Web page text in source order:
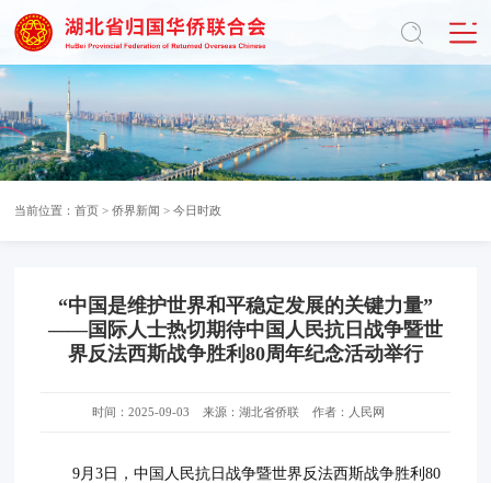
当前位置：首页 >侨界新闻 >今日时政
“中国是维护世界和平稳定发展的关键力量”
——国际人士热切期待中国人民抗日战争暨世
界反法西斯战争胜利80周年纪念活动举行
时间：2025-09-03 来源：湖北省侨联 作者：人民网
9月3日，中国人民抗日战争暨世界反法西斯战争胜利80